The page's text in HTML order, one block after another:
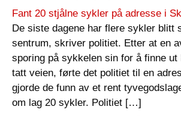
Fant 20 stjålne sykler på adresse i
De siste dagene har flere sykler blitt
sentrum, skriver politiet. Etter at en
sporing på sykkelen sin for å finne ut
tatt veien, førte det politiet til en
gjorde de funn av et rent
om lag 20 sykler. Politiet […]